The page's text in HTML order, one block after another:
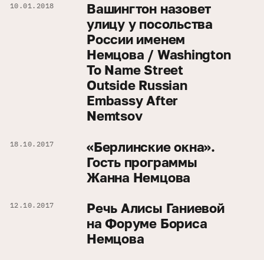
10.01.2018
Вашингтон назовет
улицу у посольства
России именем
Немцова / Washington
To Name Street
Outside Russian
Embassy After
Nemtsov
18.10.2017
«Берлинские окна».
Гость программы
Жанна Немцова
12.10.2017
Речь Алисы Ганиевой
на Форуме Бориса
Немцова